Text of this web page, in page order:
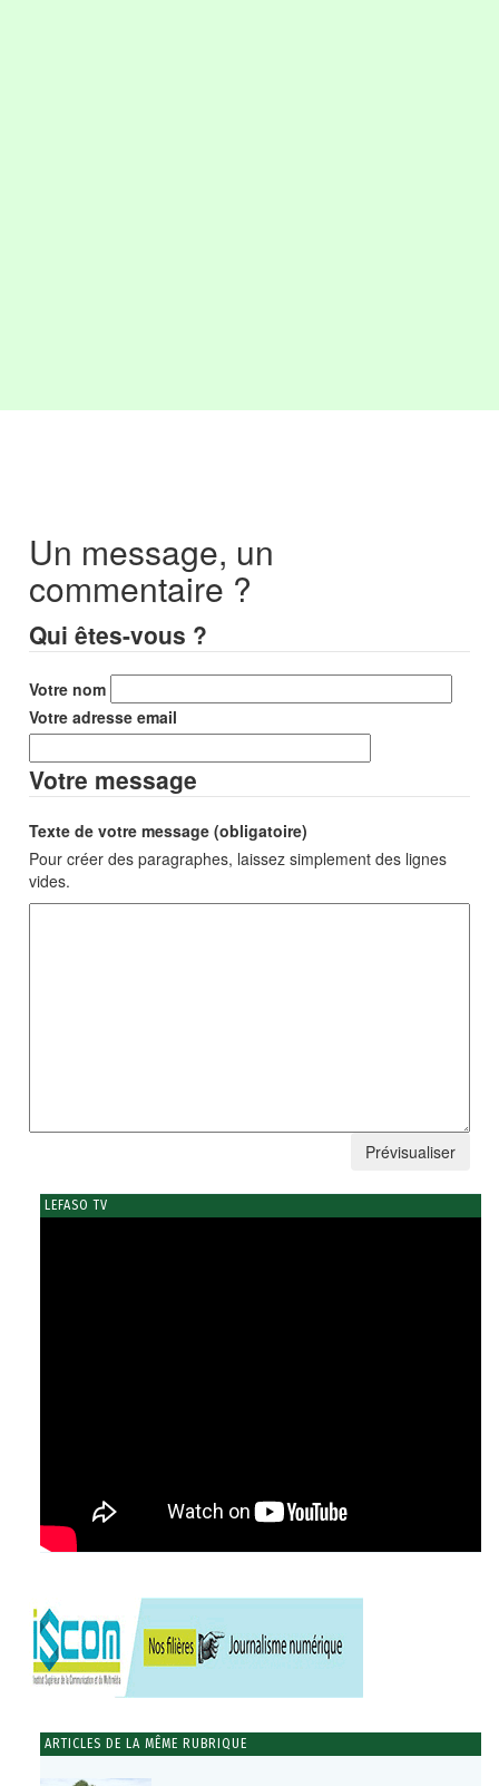
Un message, un
commentaire ?
Qui êtes-vous ?
Votre nom
Votre adresse email
Votre message
Texte de votre message (obligatoire)
Pour créer des paragraphes, laissez simplement des lignes
vides.
LEFASO TV
ARTICLES DE LA MÊME RUBRIQUE